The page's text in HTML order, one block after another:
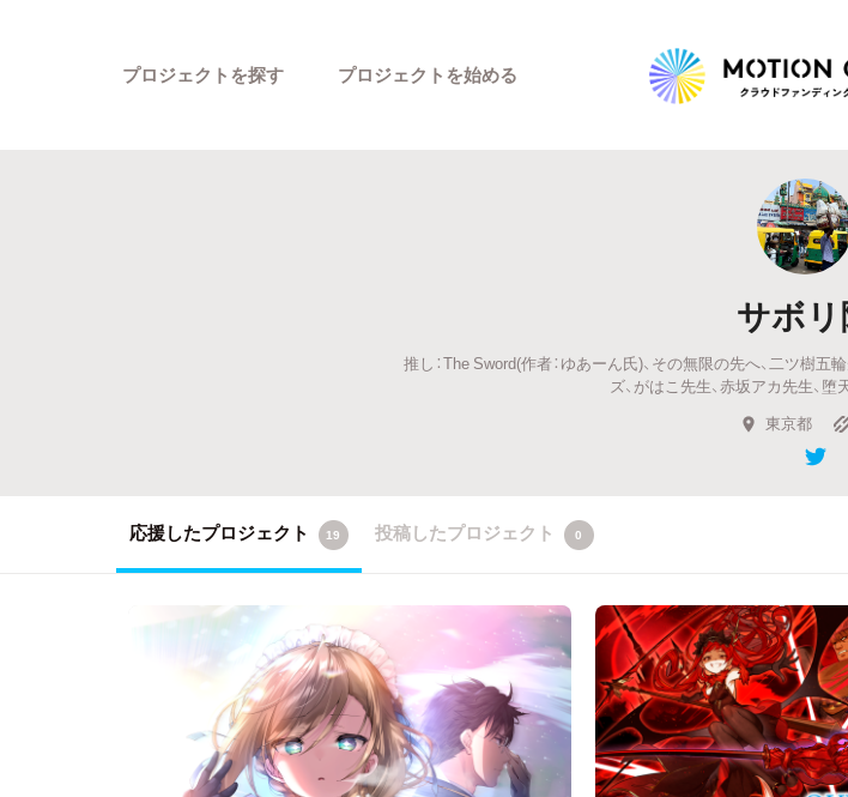
プロジェクトを探す
Highlight
新着プロジェク
カテゴリーから探す タグから探す キュレーターか
プロジェクトを始める
サボ
推し：The Sword(作者：ゆあーん氏)、その無限の先へ、二ツ樹五
ズ、がはこ先生、赤坂アカ先生、
東京都
応援したプロジェクト 19 投稿したプロジェクト 0